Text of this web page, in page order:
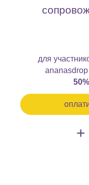
для
ananasdrop
50%
+